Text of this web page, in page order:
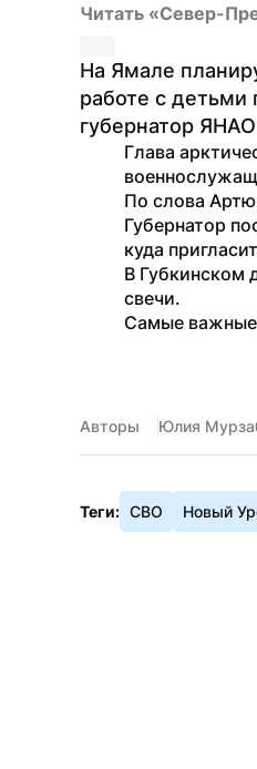
Читать «Север-
На Ямале
работе с детьми
губернатор
Глава
По слова
Губернатор
куда
В Губкинском
свечи.
Самые важные
Авторы Юлия
Теги: СВО Новый